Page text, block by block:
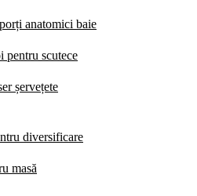
anatomici baie
pentru scutece
șervețete
diversificare
masă